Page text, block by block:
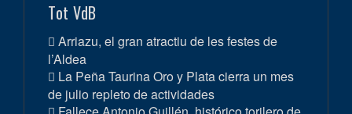
Tot VdB
Arriazu, el gran atractiu de les festes de
l’Aldea
La Peña Taurina Oro y Plata cierra un mes
de julio repleto de actividades